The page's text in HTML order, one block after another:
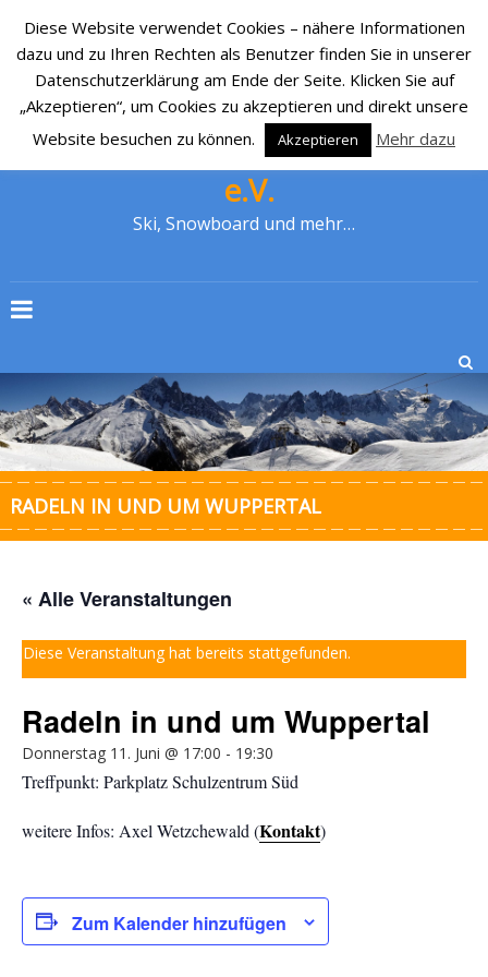
SKI-CLUB CRONENBERG 1929
e.V.
Ski, Snowboard und mehr…
RADELN IN UND UM WUPPERTAL
« Alle Veranstaltungen
Diese Veranstaltung hat bereits stattgefunden.
Radeln in und um Wuppertal
Donnerstag 11. Juni @ 17:00 - 19:30
Treffpunkt: Parkplatz Schulzentrum Süd
weitere Infos: Axel Wetzchewald (Kontakt)
Zum Kalender hinzufügen
Diese Website verwendet Cookies – nähere Informationen
dazu und zu Ihren Rechten als Benutzer finden Sie in unserer
Datenschutzerklärung am Ende der Seite. Klicken Sie auf
„Akzeptieren“, um Cookies zu akzeptieren und direkt unsere
Website besuchen zu können.
Akzeptieren Mehr dazu